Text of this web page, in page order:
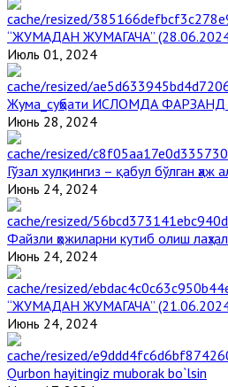
“ЖУМАДАН ЖУМАГАЧА”
Июль 01, 2024
Жума_суҳбати ИСЛОМДА
Июнь 28, 2024
Гўзал хулқингиз – қабул бўлган ҳаж
Июнь 24, 2024
Файзли ҳожиларни кутиб олиш
Июнь 24, 2024
“ЖУМАДАН ЖУМАГАЧА”
Июнь 24, 2024
Qurbon hayitingiz muborak bo`lsin